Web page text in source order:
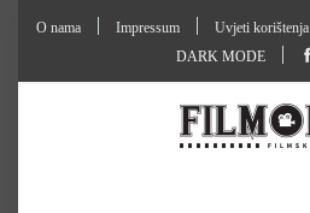
O nama Impressum Uvjeti korištenja
DARK MODE